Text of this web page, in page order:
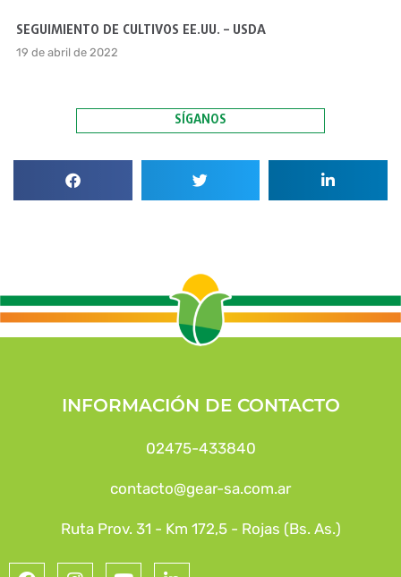
SEGUIMIENTO DE CULTIVOS EE.UU. – USDA
19 de abril de 2022
SÍGANOS
INFORMACIÓN DE CONTACTO
02475-433840
contacto@gear-sa.com.ar
Ruta Prov. 31 - Km 172,5 - Rojas (Bs. As.)